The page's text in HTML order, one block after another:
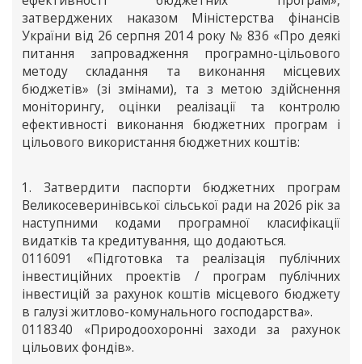
затверджених наказом Міністерства фінансів
України від 26 серпня 2014 року № 836 «Про деякі
питання запровадження програмно-цільового
методу складання та виконання місцевих
бюджетів» (зі змінами), та з метою здійснення
моніторингу, оцінки реалізації та контролю
ефективності виконання бюджетних програм і
цільового використання бюджетних коштів:
1. Затвердити паспорти бюджетних програм
Великосеверинівської сільської ради на 2026 рік за
наступними кодами програмної класифікації
видатків та кредитування, що додаються.
0116091 «Підготовка та реалізація публічних
інвестиційних проектів / програм публічних
інвестицій за рахунок коштів місцевого бюджету
в галузі житлово-комунального господарства».
0118340 «Природоохоронні заходи за рахунок
цільових фондів».